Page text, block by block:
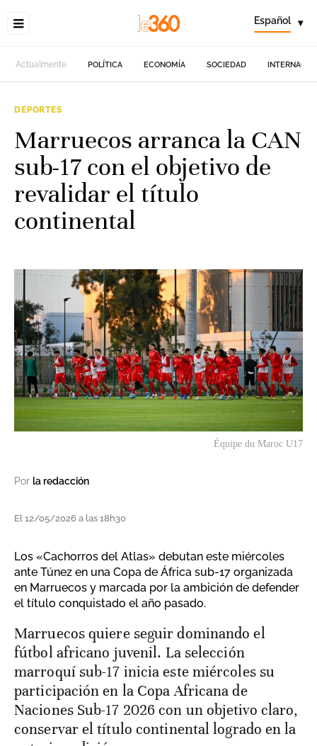
Español ▾
Actualmente POLÍTICA ECONOMÍA SOCIEDAD
DEPORTES
Marruecos arranca la CAN
sub-17 con el objetivo de
revalidar el título
continental
Équipe du Maroc U17
Por la redacción
El 12/05/2026 a las 18h30
Los «Cachorros del Atlas» debutan este miércoles
ante Túnez en una Copa de África sub-17 organizada
en Marruecos y marcada por la ambición de defender
el título conquistado el año pasado.
Marruecos quiere seguir dominando el
fútbol africano juvenil. La selección
marroquí sub-17 inicia este miércoles su
participación en la Copa Africana de
Naciones Sub-17 2026 con un objetivo claro,
conservar el título continental logrado en la